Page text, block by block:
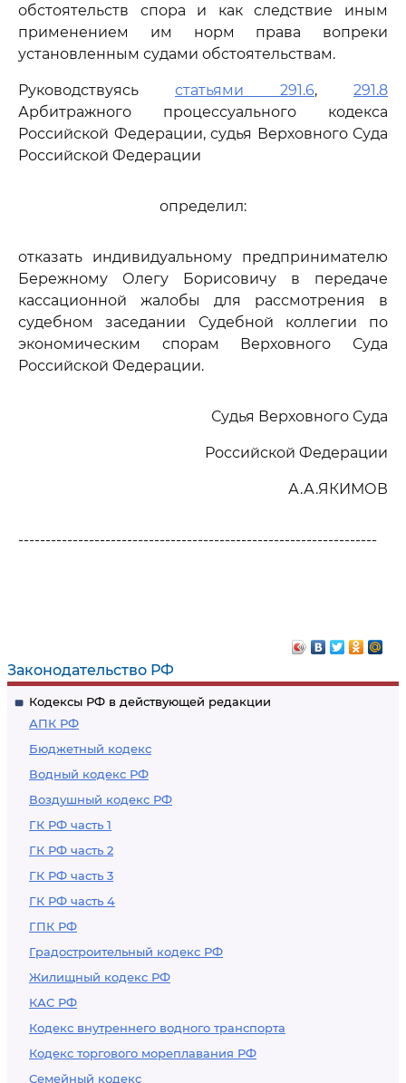
Законодательство РФ
Кодексы РФ в действующей редакции
АПК РФ
Бюджетный кодекс
Водный кодекс РФ
Воздушный кодекс РФ
ГК РФ часть 1
ГК РФ часть 2
ГК РФ часть 3
ГК РФ часть 4
ГПК РФ
Градостроительный кодекс РФ
Жилищный кодекс РФ
КАС РФ
Кодекс внутреннего водного транспорта
Кодекс торгового мореплавания РФ
Семейный кодекс
обстоятельств спора и как следствие иным
применением им норм права вопреки
установленным судами обстоятельствам.
Руководствуясь статьями 291.6, 291.8
Арбитражного процессуального кодекса
Российской Федерации, судья Верховного Суда
Российской Федерации
определил:
отказать индивидуальному предпринимателю
Бережному Олегу Борисовичу в передаче
кассационной жалобы для рассмотрения в
судебном заседании Судебной коллегии по
экономическим спорам Верховного Суда
Российской Федерации.
Судья Верховного Суда
Российской Федерации
А.А.ЯКИМОВ
------------------------------------------------------------------